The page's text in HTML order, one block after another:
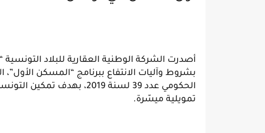
أصدرت الشركة الوطنية العقارية للبلاد
بشروط وآليات الانتفاع ببرنامج “المسكن الأول”،
الحكومي عدد 39 لسنة 2019،
تمويلية ميسّرة.